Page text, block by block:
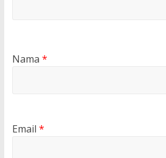
Nama *
Email *